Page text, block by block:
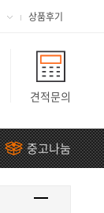
상품후기
견적문의
중고나눔